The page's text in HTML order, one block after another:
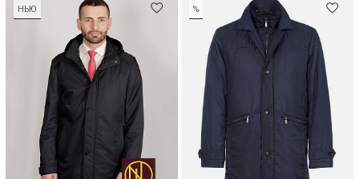
НЬЮ %